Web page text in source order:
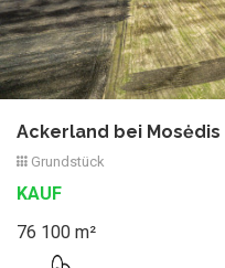
Ackerland bei Mosėdis
Grundstück
KAUF
76 100 m²